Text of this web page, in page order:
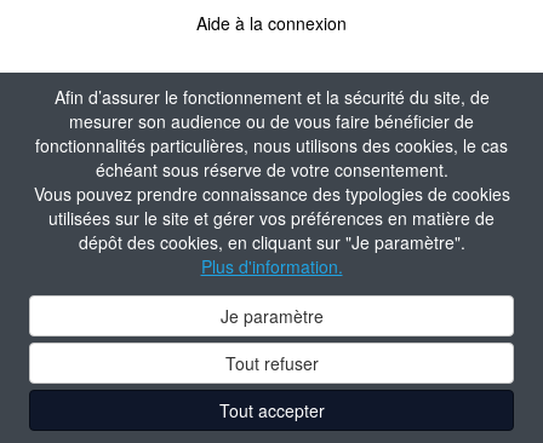
Afin d’assurer le fonctionnement et la sécurité du site, de
mesurer son audience ou de vous faire bénéficier de
fonctionnalités particulières, nous utilisons des cookies, le cas
échéant sous réserve de votre consentement.
Vous pouvez prendre connaissance des typologies de cookies
utilisées sur le site et gérer vos préférences en matière de
dépôt des cookies, en cliquant sur "Je paramètre".
Plus d'information.
Je paramètre
Tout refuser
Tout accepter
Aide à la connexion